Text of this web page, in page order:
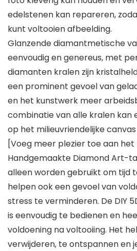
edelstenen kan repareren,
kunt voltooien afbeelding.
Glanzende diamantmetische
eenvoudig en genereus, met
diamanten kralen zijn
een prominent gevoel van
en het kunstwerk meer
combinatie van alle kralen kan
op het milieuvriendelijke
[Voeg meer plezier toe aan het
Handgemaakte Diamond Art-
alleen worden gebruikt om tijd
helpen ook een gevoel van
stress te verminderen. De DIY
is eenvoudig te bedienen en
voldoening na voltooiing. Het
verwijderen, te ontspannen en